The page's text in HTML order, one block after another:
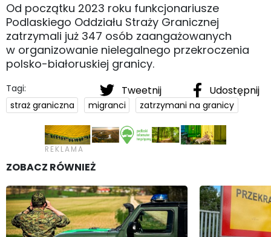
Od początku 2023 roku funkcjonariusze
Podlaskiego Oddziału Straży Granicznej
zatrzymali już 347 osób zaangażowanych
w organizowanie nielegalnego przekroczenia
polsko-białoruskiej granicy.
Tweetnij Udostępnij
Tagi:
straż graniczna
migranci zatrzymani na granicy
ZOBACZ RÓWNIEŻ